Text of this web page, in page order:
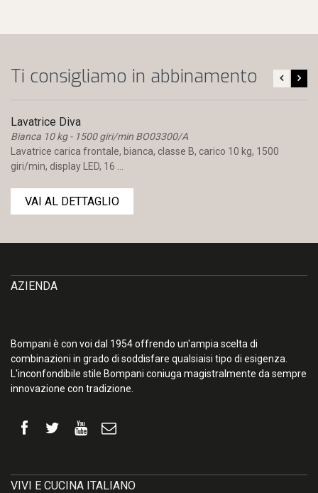
Ti consigliamo in abbinamento
Lavatrice Diva
Bianca 10 kg - 1500 giri/min BO03300/A
Lavatrice carica frontale, bianca, classe B, carico 10 kg, 1500
giri/min, display LED, 16 ...
VAI AL DETTAGLIO
AZIENDA
Bompani è con voi dal 1954 offrendo un'ampia scelta di
combinazioni in grado di soddisfare qualsiaisi tipo di esigenza.
L'inconfondibile stile Bompani coniuga magistralmente da sempre
innovazione con tradizione.
VIVI E CUCINA ITALIANO